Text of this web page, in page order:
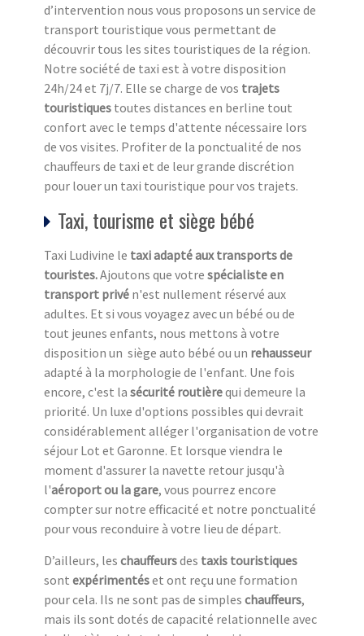
d’intervention nous vous proposons un service de
transport touristique vous permettant de
découvrir tous les sites touristiques de la région.
Notre société de taxi est à votre disposition
24h/24 et 7j/7. Elle se charge de vos trajets
touristiques toutes distances en berline tout
confort avec le temps d'attente nécessaire lors
de vos visites. Profiter de la ponctualité de nos
chauffeurs de taxi et de leur grande discrétion
pour louer un taxi touristique pour vos trajets.
Taxi, tourisme et siège bébé
Taxi Ludivine le taxi adapté aux transports de
touristes.Ajoutons que votre spécialiste en
transport privé n'est nullement réservé aux
adultes. Et si vous voyagez avec un bébé ou de
tout jeunes enfants, nous mettons à votre
disposition un siège auto bébé ou un rehausseur
adapté à la morphologie de l'enfant. Une fois
encore, c'est la sécurité routièrequi demeure la
priorité. Un luxe d'options possibles qui devrait
considérablement alléger l'organisation de votre
séjour Lot et Garonne. Et lorsque viendra le
moment d'assurer la navette retour jusqu'à
l'aéroport ou la gare, vous pourrez encore
compter sur notre efficacité et notre ponctualité
pour vous reconduire à votre lieu de départ.
D’ailleurs, les chauffeursdes taxis touristiques
sont expérimentéset ont reçu une formation
pour cela. Ils ne sont pas de simples chauffeurs,
mais ils sont dotés de capacité relationnelle avec